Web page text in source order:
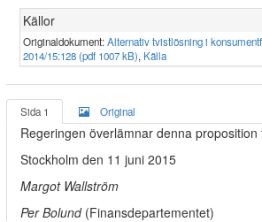
Källor
Originaldokument:Alternativ tvistlösning i
2014/15:128 (pdf 1007 kB), Källa
Sida 1 Original
Regeringen överlämnar denna proposition
Stockholm den 11 juni 2015
Margot Wallström
Per Bolund (Finansdepartementet)